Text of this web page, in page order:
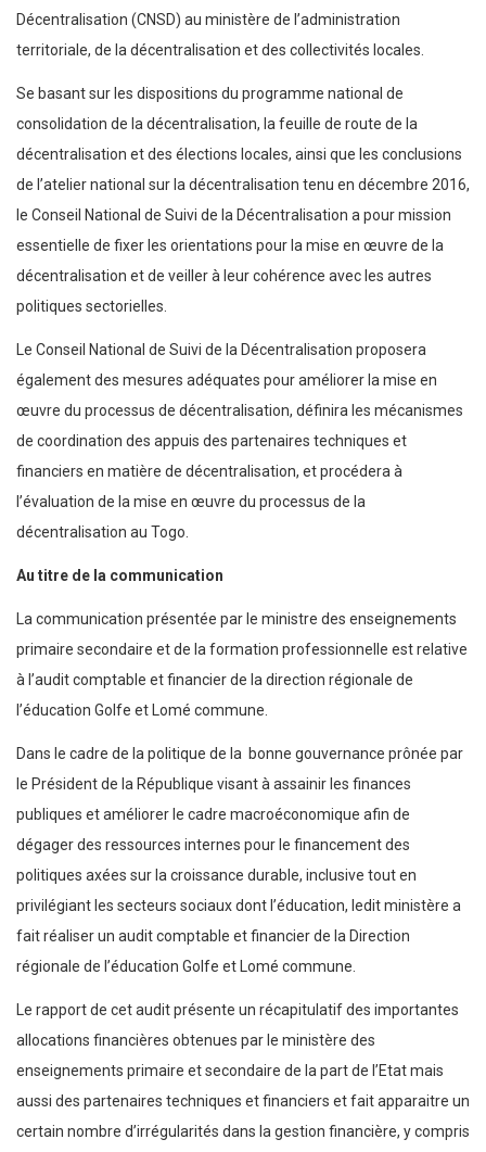
Décentralisation (CNSD) au ministère de l’administration
territoriale, de la décentralisation et des collectivités locales.
Se basant sur les dispositions du programme national de
consolidation de la décentralisation, la feuille de route de la
décentralisation et des élections locales, ainsi que les conclusions
de l’atelier national sur la décentralisation tenu en décembre 2016,
le Conseil National de Suivi de la Décentralisation a pour mission
essentielle de fixer les orientations pour la mise en œuvre de la
décentralisation et de veiller à leur cohérence avec les autres
politiques sectorielles.
Le Conseil National de Suivi de la Décentralisation proposera
également des mesures adéquates pour améliorer la mise en
œuvre du processus de décentralisation, définira les mécanismes
de coordination des appuis des partenaires techniques et
financiers en matière de décentralisation, et procédera à
l’évaluation de la mise en œuvre du processus de la
décentralisation au Togo.
Au titre de la communication
La communication présentée par le ministre des enseignements
primaire secondaire et de la formation professionnelle est relative
à l’audit comptable et financier de la direction régionale de
l’éducation Golfe et Lomé commune.
Dans le cadre de la politique de la bonne gouvernance prônée par
le Président de la République visant à assainir les finances
publiques et améliorer le cadre macroéconomique afin de
dégager des ressources internes pour le financement des
politiques axées sur la croissance durable, inclusive tout en
privilégiant les secteurs sociaux dont l’éducation, ledit ministère a
fait réaliser un audit comptable et financier de la Direction
régionale de l’éducation Golfe et Lomé commune.
Le rapport de cet audit présente un récapitulatif des importantes
allocations financières obtenues par le ministère des
enseignements primaire et secondaire de la part de l’Etat mais
aussi des partenaires techniques et financiers et fait apparaitre un
certain nombre d’irrégularités dans la gestion financière, y compris